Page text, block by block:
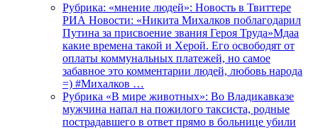
Рубрика: «мнение людей»: Новость в Твиттере
РИА Новости: «Никита Михалков поблагодарил
Путина за присвоение звания Героя Труда»Мдаа
какие времена такой и Херой. Его освободят от
оплаты коммунальных платежей, но самое
забавное это комментарии людей, любовь народа
=) #Михалков …
Рубрика «В мире животных»: Во Владикавказе
мужчина напал на пожилого таксиста, родные
пострадавшего в ответ прямо в больнице убили